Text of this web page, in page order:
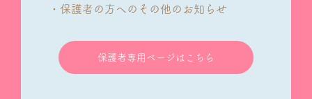
・保護者の方へのその他のお知らせ
保護者専用ページはこちら